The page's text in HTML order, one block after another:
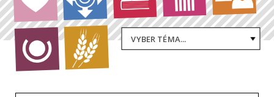
VYBER TÉMA...